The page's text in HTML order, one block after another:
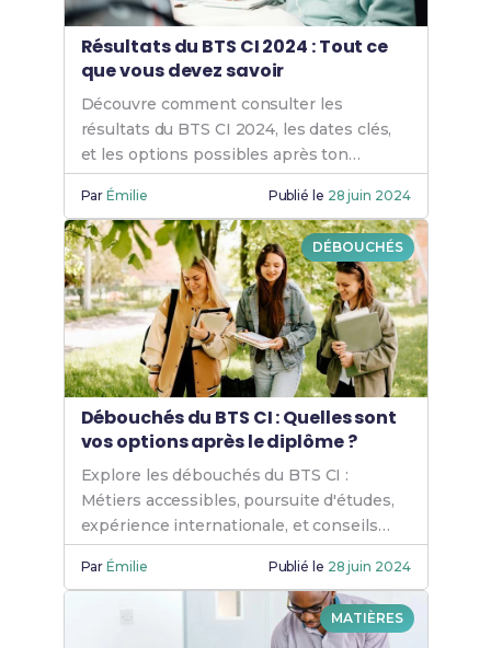
Résultats du BTS CI 2024 : Tout ce
que vous devez savoir
Découvre comment consulter les
résultats du BTS CI 2024, les dates clés,
et les options possibles après ton
diplôme : Travail ou poursuite d'études.
ParÉmilie Publié le 28 juin 2024
DÉBOUCHÉS
Débouchés du BTS CI : Quelles sont
vos options après le diplôme ?
Explore les débouchés du BTS CI :
Métiers accessibles, poursuite d'études,
expérience internationale, et conseils
pour maximiser ton avenir professionnel
après le diplôme.
ParÉmilie Publié le 28 juin 2024
MATIÈRES